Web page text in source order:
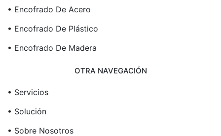
• Encofrado De Acero
• Encofrado De Plástico
• Encofrado De Madera
OTRA NAVEGACIÓN
• Servicios
• Solución
• Sobre Nosotros